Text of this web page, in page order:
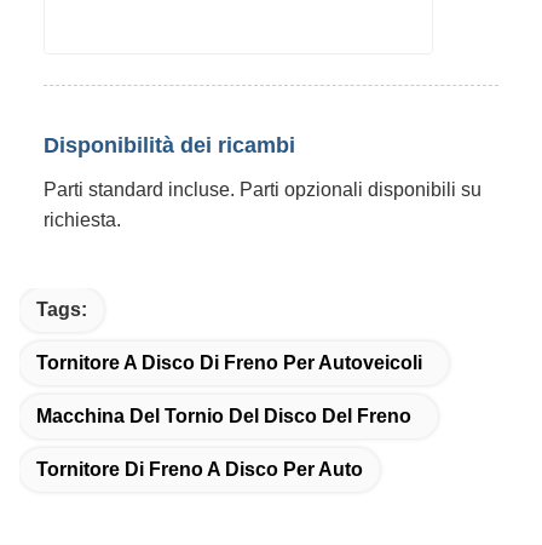
Disponibilità dei ricambi
Parti standard incluse. Parti opzionali disponibili su
richiesta.
Tags:
Tornitore A Disco Di Freno Per Autoveicoli
Macchina Del Tornio Del Disco Del Freno
Tornitore Di Freno A Disco Per Auto